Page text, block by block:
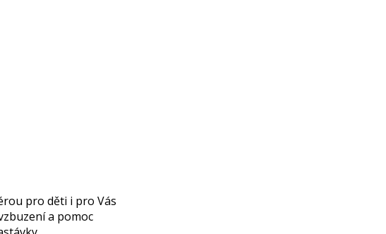
pro děti i pro Vás
a pomoc